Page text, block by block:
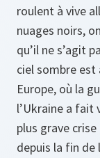
roulent à vive
nuages noirs,
qu’il ne s’agit
ciel sombre est
Europe, où la
l’Ukraine a fait
plus grave
depuis la fin de